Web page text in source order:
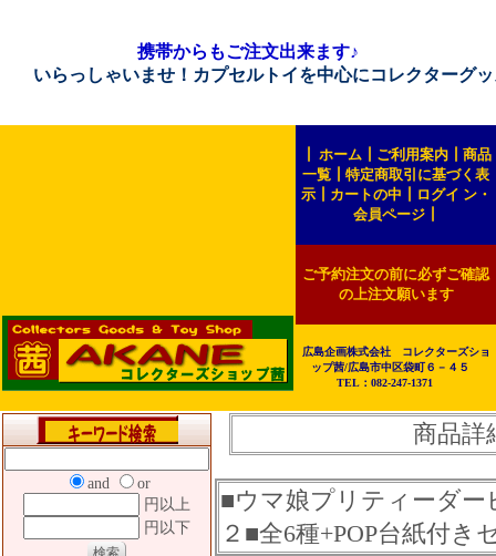
携帯からもご注文出来ます♪
しゃいませ！カプセルトイを中心にコレクターグッズを販
ホーム┃ ご利用案内┃ 商品
一覧
特定商取引に基づく表
示┃ カートの中
ログイ ン・
会員ページ┃
ご予約注文の前に必ずご確認
の上注文願います
広島企画株式会社 コレクターズショ
ップ茜/広島市中区袋町６－４５
TEL：082-247-1371
and
or
円以上
円以下
商品詳
■ウマ娘プリティーダ
２■全6種+POP台紙付き